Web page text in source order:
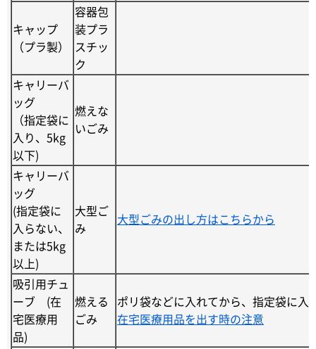
キャップ
（プラ製）
容器包
装プラ
スチッ
ク
キャリーバ
ッグ
（指定袋に
入り、5kg
以下)
燃えな
いごみ
キャリーバ
ッグ
(指定袋に
入らない、
または5kg
以上)
大型ご
み
大型ごみの出し方はこちらから
吸引用チュ
ーブ (在
宅医療用
品)
燃える
ごみ
ポリ袋などに入れてから、指定袋に入
在宅医療用品を出す時の注意